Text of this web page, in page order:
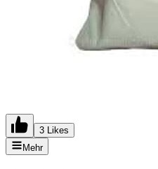
3 Likes
Mehr